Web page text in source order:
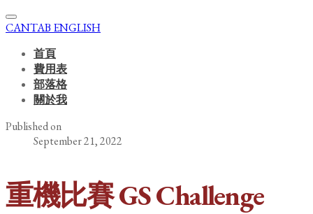
CANTAB ENGLISH
首頁
費用表
部落格
關於我
Published on
September 21, 2022
重機比賽 GS Challenge